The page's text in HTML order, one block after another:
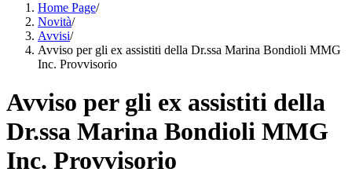
Home Page/
Novità/
Avvisi/
Avviso per gli ex assistiti della Dr.ssa Marina Bondioli MMG
Inc. Provvisorio
Avviso per gli ex assistiti della
Dr.ssa Marina Bondioli MMG
Inc. Provvisorio